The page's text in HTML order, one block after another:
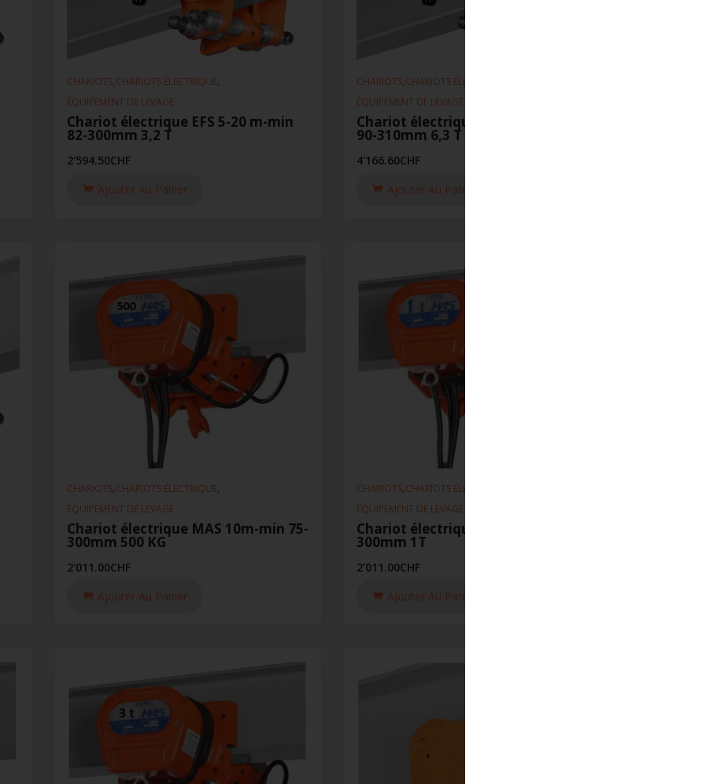
CHARIOTS,CHARIOTS ÉLECTRIQUE,
ÉQUIPEMENT DE LEVAGE
Chariot électrique EFS 5-20 m-min
82-300mm 3,2 T
2'594.50CHF
Ajouter Au Panier
CHARIOTS,CHARIOTS ÉLECTRIQUE
ÉQUIPEMENT DE LEVAGE
Chariot électrique EFS 4-16m-min
90-310mm 6,3 T
4'166.60CHF
Ajouter Au Panier
CHARIOTS,CHARIOTS ÉLECTRIQUE,
ÉQUIPEMENT DE LEVAGE
Chariot électrique MAS 10m-min 75-
300mm 500 KG
2'011.00CHF
Ajouter Au Panier
CHARIOTS,CHARIOTS ÉLECTRIQUE
ÉQUIPEMENT DE LEVAGE
Chariot électrique MAS 10m-min 75-
300mm 1T
2'011.00CHF
Ajouter Au Panier